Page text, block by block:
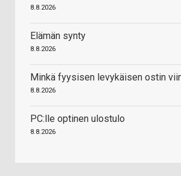
8.8.2026
Elämän synty
8.8.2026
Minkä fyysisen levykäisen ostin
8.8.2026
PC:lle optinen ulostulo
8.8.2026